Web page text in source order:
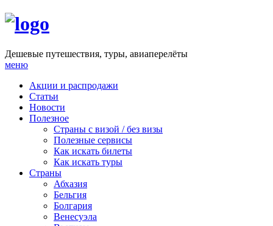
Дешевые путешествия, туры, авиаперелёты
меню
Акции и распродажи
Статьи
Новости
Полезное
Cтраны с визой / без визы
Полезные сервисы
Как искать билеты
Как искать туры
Страны
Абхазия
Бельгия
Болгария
Венесуэла